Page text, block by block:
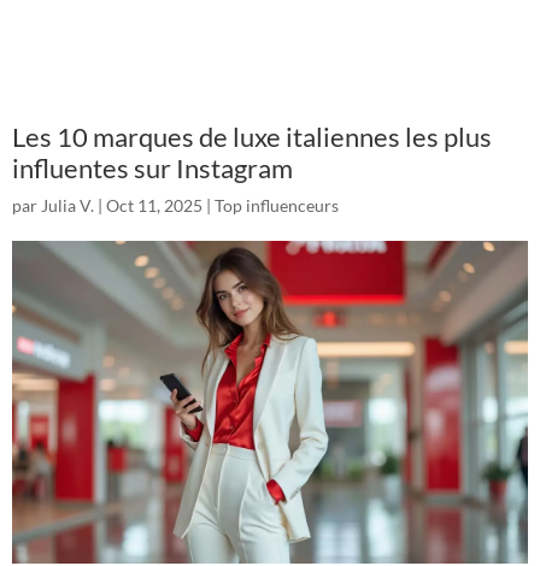
Les 10 marques de luxe italiennes les plus
influentes sur Instagram
par Julia V. | Oct 11, 2025 | Top influenceurs